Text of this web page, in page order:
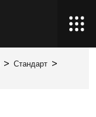
> Стандарт >